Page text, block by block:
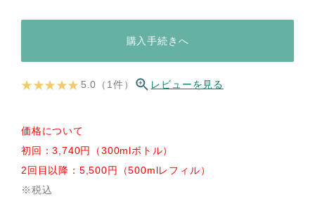
購入手続きへ
★ ★ ★ ★ ★ 5.0（1件） レビューを見る
価格について
初回：3,740円（300mlボトル）
2回目以降：5,500円（500mlレフィル）
※税込